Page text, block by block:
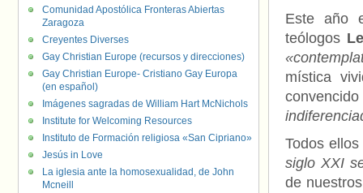
Este año
teólogos
mística
Todos
siglo XXI
de
Comunidad Apostólica Fronteras Abiertas
Zaragoza
Creyentes Diverses
Gay Christian Europe (recursos y direcciones)
Gay Christian Europe- Cristiano Gay Europa
(en español)
Imágenes sagradas de William Hart McNichols
Institute for Welcoming Resources
Instituto de Formación religiosa «San Cipriano»
Jesús in Love
La iglesia ante la homosexualidad, de John
Mcneill